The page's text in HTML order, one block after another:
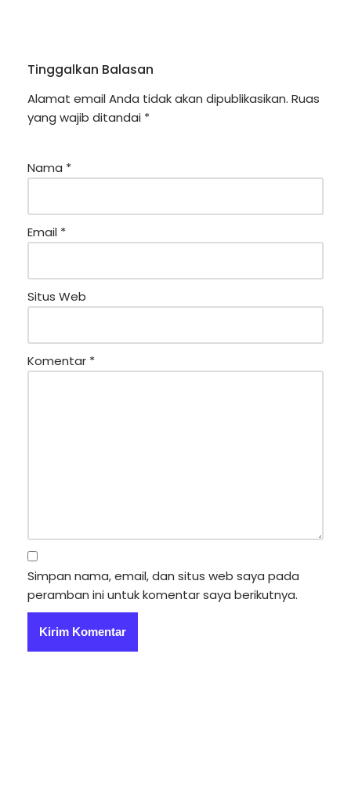
Tinggalkan Balasan
Alamat email Anda tidak akan dipublikasikan. Ruas
yang wajib ditandai *
Nama *
Email *
Situs Web
Komentar *
Simpan nama, email, dan situs web saya pada
peramban ini untuk komentar saya berikutnya.